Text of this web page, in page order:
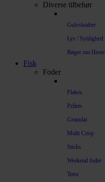
Diverse tilbehør
Gulvskraber
Lys / Synlighed
Bøger om Heste
Fisk
Foder
Flakes
Pellets
Granulat
Multi Crisp
Sticks
Weekend foder
Tetra